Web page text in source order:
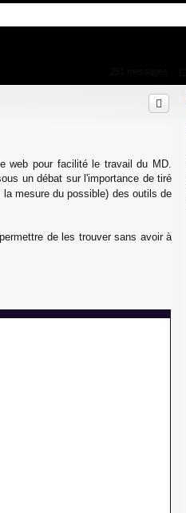
web pour facilité le travail du MD.
un débat sur l'importance de tiré
mesure du possible) des outils de
de les trouver sans avoir à